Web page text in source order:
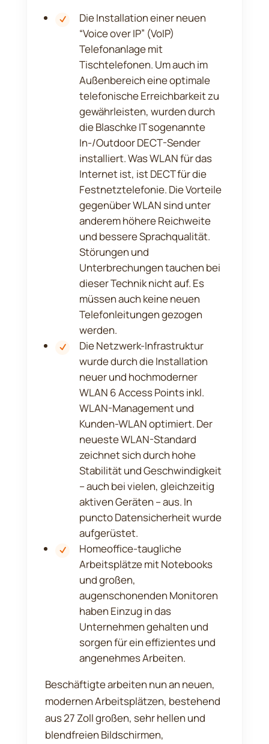
Die Installation einer neuen
“Voice over IP” (VoIP)
Telefonanlage mit
Tischtelefonen. Um auch im
Außenbereich eine optimale
telefonische Erreichbarkeit zu
gewährleisten, wurden durch
die Blaschke IT sogenannte
In-/Outdoor DECT-Sender
installiert. Was WLAN für das
Internet ist, ist DECT für die
Festnetztelefonie. Die Vorteile
gegenüber WLAN sind unter
anderem höhere Reichweite
und bessere Sprachqualität.
Störungen und
Unterbrechungen tauchen bei
dieser Technik nicht auf. Es
müssen auch keine neuen
Telefonleitungen gezogen
werden.
Die Netzwerk-Infrastruktur
wurde durch die Installation
neuer und hochmoderner
WLAN 6 Access Points inkl.
WLAN-Management und
Kunden-WLAN optimiert. Der
neueste WLAN-Standard
zeichnet sich durch hohe
Stabilität und Geschwindigkeit
– auch bei vielen, gleichzeitig
aktiven Geräten – aus. In
puncto Datensicherheit wurde
aufgerüstet.
Homeoffice-taugliche
Arbeitsplätze mit Notebooks
und großen,
augenschonenden Monitoren
haben Einzug in das
Unternehmen gehalten und
sorgen für ein effizientes und
angenehmes Arbeiten.
Beschäftigte arbeiten nun an neuen,
modernen Arbeitsplätzen, bestehend
aus 27 Zoll großen, sehr hellen und
blendfreien Bildschirmen,